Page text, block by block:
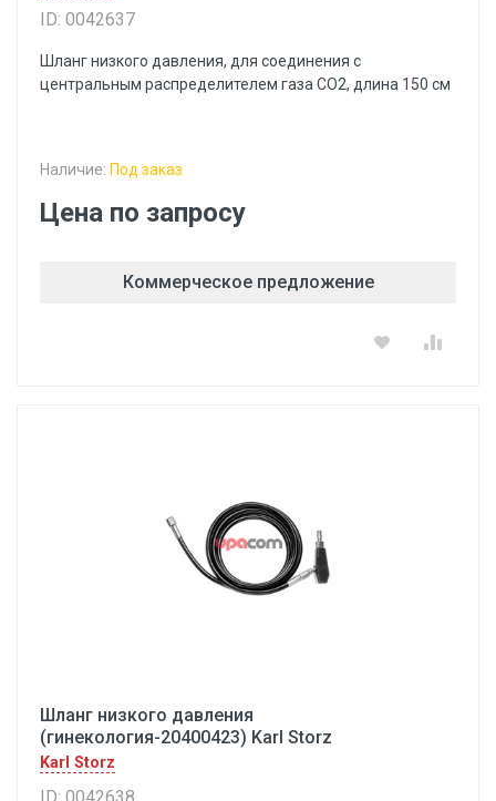
ID: 0042637
Шланг низкого давления, для соединения с
центральным распределителем газа СО2, длина 150 см
Наличие: Под заказ
Цена по запросу
Коммерческое предложение
Шланг низкого давления
(гинекология-20400423) Karl Storz
Karl Storz